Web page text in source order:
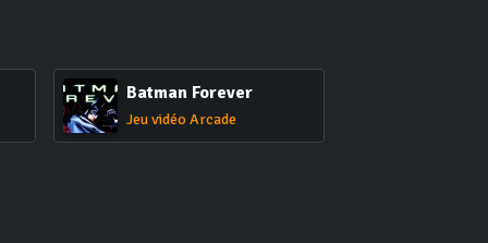
Batman Forever
Jeu vidéo Arcade